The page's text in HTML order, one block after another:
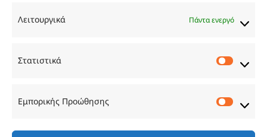
Λειτουργικά Πάντα ενεργό
Στατιστικά
Εμπορικής Προώθησης